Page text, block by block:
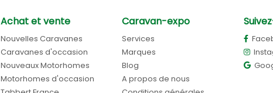
Achat et vente
Nouvelles Caravanes
Caravanes d'occasion
Nouveaux Motorhomes
Motorhomes d'occasion
Caravan-expo
Services
Marques
Blog
A propos de nous